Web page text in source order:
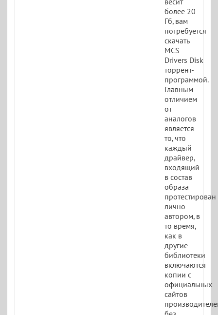
весит
более 20
Гб, вам
потребуется
скачать
MCS
Drivers Disk
торрент-
программой.
Главным
отличием
от
аналогов
является
то, что
каждый
драйвер,
входящий
в состав
образа
протестирован
лично
автором, в
то время,
как в
другие
библиотеки
включаются
копии с
официальных
сайтов